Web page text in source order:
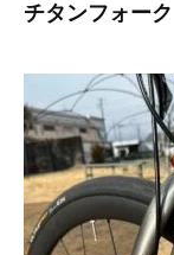
チタンフォーク